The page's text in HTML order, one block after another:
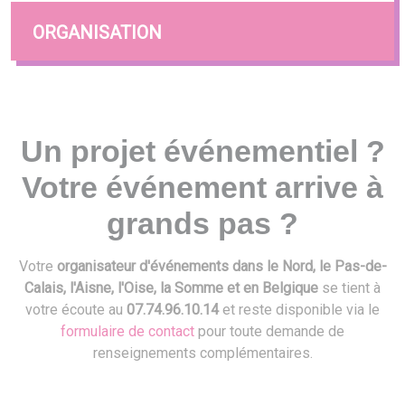
ORGANISATION
Un projet événementiel ?
Votre événement arrive à
grands pas ?
Votre organisateur d'événements dans le Nord, le Pas-de-
Calais, l'Aisne, l'Oise, la Somme et en Belgique se tient à
votre écoute au 07.74.96.10.14et reste disponible via le
formulaire de contact pour toute demande de
renseignements complémentaires.